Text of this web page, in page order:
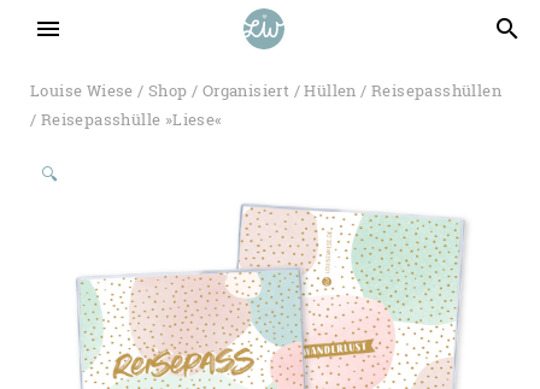
menu search
Louise Wiese / Shop / Organisiert /Hüllen /Reisepasshüllen
/ Reisepasshülle »Liese«
🔍